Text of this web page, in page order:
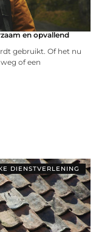
en opvallend
gebruikt. Of het nu
of een
DIENSTVERLENING